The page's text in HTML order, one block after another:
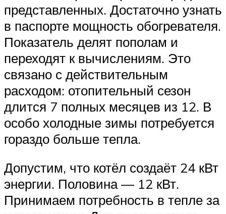
представленных. Достаточно узнать
в паспорте мощность обогревателя.
Показатель делят пополам и
переходят к вычислениям. Это
связано с действительным
расходом: отопительный сезон
длится 7 полных месяцев из 12. В
особо холодные зимы потребуется
гораздо больше тепла.
Допустим, что котёл создаёт 24 кВт
энергии. Половина — 12 кВт.
Принимаем потребность в тепле за